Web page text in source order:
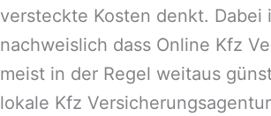
versteckte Kosten denkt. Dabei
nachweislich dass Online Kfz
meist in der Regel weitaus
lokale Kfz